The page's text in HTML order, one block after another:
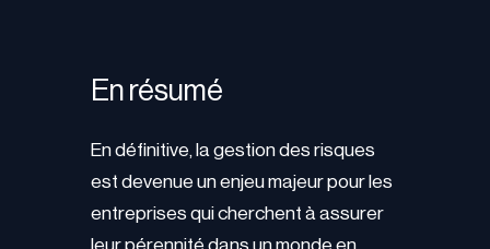
En résumé
En définitive, la gestion des risques
est devenue un enjeu majeur pour les
entreprises qui cherchent à assurer
leur pérennité dans un monde en